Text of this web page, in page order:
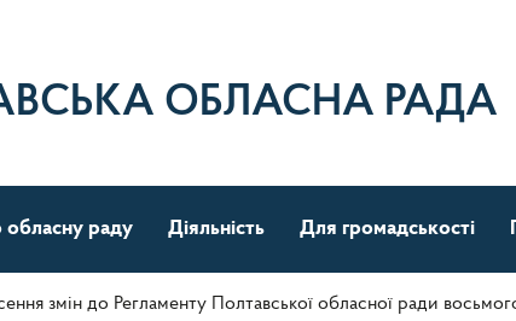
ОБЛАСНА РАДА
раду Діяльність Для громадськості
змін до Регламенту Полтавської обласної ради